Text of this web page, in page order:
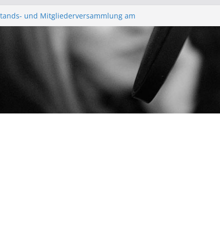
und Mitgliederversammlung am
trifft sich erneut im Medienforum